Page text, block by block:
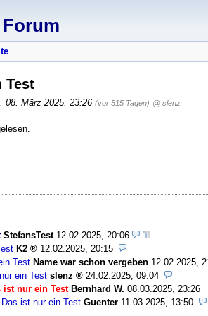
Test
08. März 2025, 23:26 (vor 515 Tagen) @ slenz
StefansTest 12.02.2025, 20:06
K2
12.02.2025, 20:15
Test Name war schon vergeben 12.02.2025,
ein Test slenz
24.02.2025, 09:04
ist nur ein Test Bernhard W. 08.03.2025, 23:26
Das ist nur ein Test Guenter 11.03.2025, 13:50